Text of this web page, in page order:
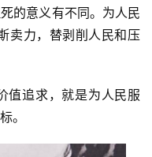
的意义有不同。为人民
卖力，替剥削人民和压
值追求，就是为人民服
。